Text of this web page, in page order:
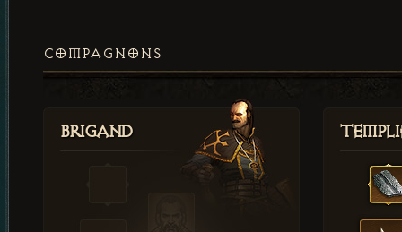
COMPAGNONS
Brigand